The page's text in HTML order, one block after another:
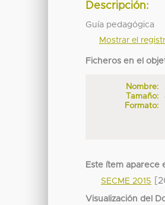
Descripción:
Guía pedagógica
Mostrar el
Ficheros en el
Nombre:
Tamaño:
Formato:
Este ítem aparece
SECME 2015
Visualización del